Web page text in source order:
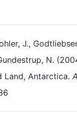
J.,
N.
Land, Antarctica.